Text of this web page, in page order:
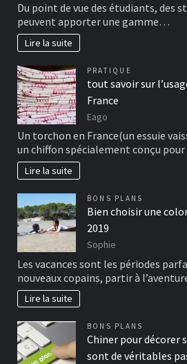
Du point de vue des étudiants, des
peuvent apporter une gamme…
Lire la suite
PRATIQUE
tout savoir sur
France
Eago
Un torchon en France(un essuie
un chiffon spécialement conçu
Lire la suite
BONS PLANS
Bien choisir une
2019
Sophie
Les vacances sont les périodes
nouveaux copains, partir à
Lire la suite
BONS PLANS
Chiner pour décorer
sont de véritables